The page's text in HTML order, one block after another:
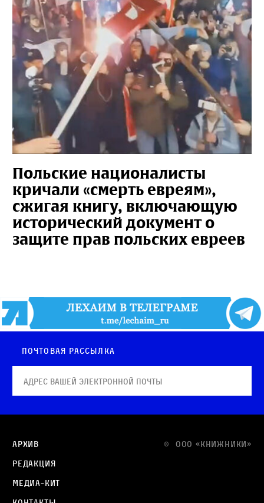
Польские националисты
кричали «смерть евреям»,
сжигая книгу, включающую
исторический документ о
защите прав польских евреев
Почтовая рассылка
© OOO «КНИЖНИКИ»
Архив
Редакция
Медиа-кит